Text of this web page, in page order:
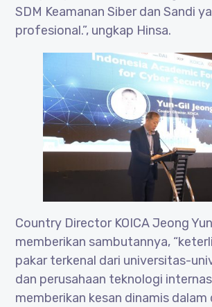
SDM Keamanan Siber dan Sandi
profesional.”, ungkap Hinsa.
Country Director KOICA Jeong
memberikan sambutannya,
pakar terkenal dari universitas-
dan perusahaan teknologi
memberikan kesan dinamis